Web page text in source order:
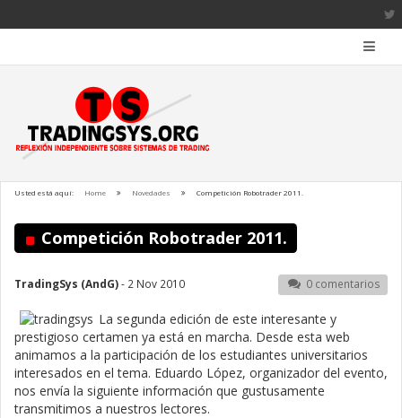
Usted está aquí: Home Novedades Competición Robotrader 2011.
Competición Robotrader 2011.
TradingSys (AndG)- 2 Nov 2010 0 comentarios
La segunda edición de este interesante y
prestigioso certamen ya está en marcha. Desde esta web
animamos a la participación de los estudiantes universitarios
interesados en el tema. Eduardo López, organizador del evento,
nos envía la siguiente información que gustusamente
transmitimos a nuestros lectores.